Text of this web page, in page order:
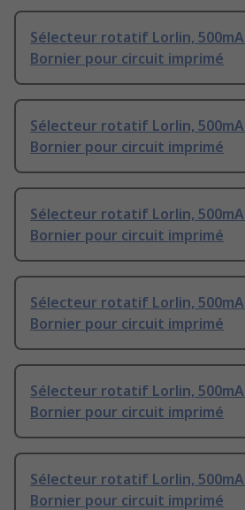
Sélecteur rotatif Lorlin, 500mA
Bornier pour circuit imprimé
Sélecteur rotatif Lorlin, 500mA
Bornier pour circuit imprimé
Sélecteur rotatif Lorlin, 500mA
Bornier pour circuit imprimé
Sélecteur rotatif Lorlin, 500mA
Bornier pour circuit imprimé
Sélecteur rotatif Lorlin, 500mA
Bornier pour circuit imprimé
Sélecteur rotatif Lorlin, 500mA
Bornier pour circuit imprimé